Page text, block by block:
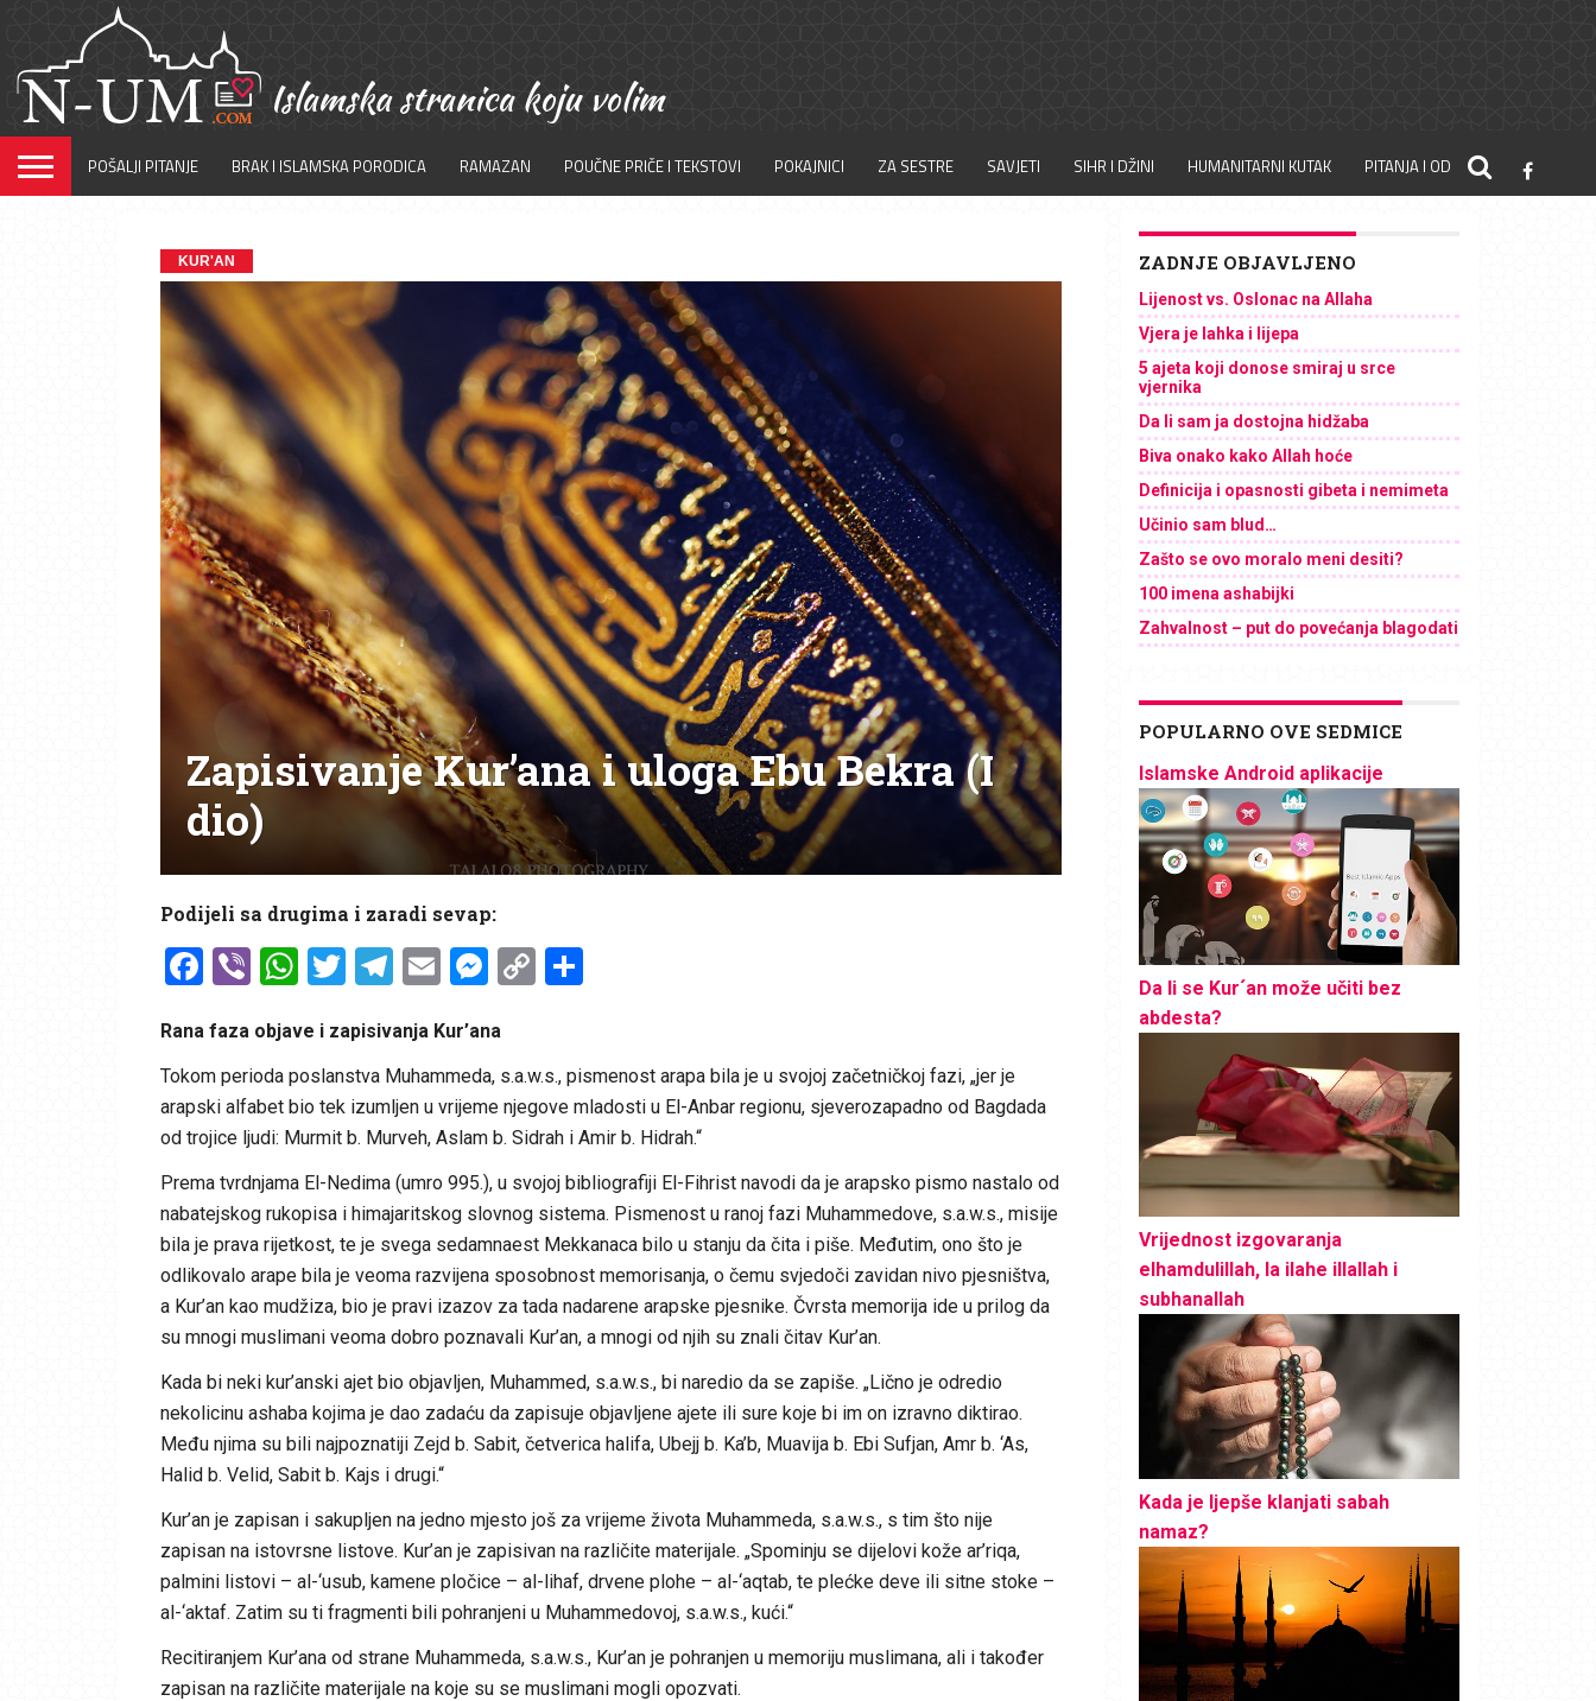
POŠALJI PITANJE BRAK I ISLAMSKA PORODICA RAMAZAN POUČNE PRIČE I TEKSTOVI POKAJNICI ZA SESTRE SAVJETI SIHR I DŽINI HUMANITARNI KUTAK PITANJA I ODGOVORI
KUR'AN
Zapisivanje Kur’ana i uloga Ebu Bekra (I
dio)
Podijeli sa drugima i zaradi sevap:
Facebook
ViberWhatsApp
Twitter
Telegram
EmailMessenger
CopyShare
Rana faza objave i zapisivanja Kur’ana
Tokom perioda poslanstva Muhammeda, s.a.w.s., pismenost arapa bila je u svojoj začetničkoj fazi, „jer je
arapski alfabet bio tek izumljen u vrijeme njegove mladosti u El-Anbar regionu, sjeverozapadno od Bagdada
od trojice ljudi: Murmit b. Murveh, Aslam b. Sidrah i Amir b. Hidrah.“
Prema tvrdnjama El-Nedima (umro 995.), u svojoj bibliografiji El-Fihrist navodi da je arapsko pismo nastalo od
nabatejskog rukopisa i himajaritskog slovnog sistema. Pismenost u ranoj fazi Muhammedove, s.a.w.s., misije
bila je prava rijetkost, te je svega sedamnaest Mekkanaca bilo u stanju da čita i piše. Međutim, ono što je
odlikovalo arape bila je veoma razvijena sposobnost memorisanja, o čemu svjedoči zavidan nivo pjesništva,
a Kur’an kao mudžiza, bio je pravi izazov za tada nadarene arapske pjesnike. Čvrsta memorija ide u prilog da
su mnogi muslimani veoma dobro poznavali Kur’an, a mnogi od njih su znali čitav Kur’an.
Kada bi neki kur’anski ajet bio objavljen, Muhammed, s.a.w.s., bi naredio da se zapiše. „Lično je odredio
nekolicinu ashaba kojima je dao zadaću da zapisuje objavljene ajete ili sure koje bi im on izravno diktirao.
Među njima su bili najpoznatiji Zejd b. Sabit, četverica halifa, Ubejj b. Ka’b, Muavija b. Ebi Sufjan, Amr b. ‘As,
Halid b. Velid, Sabit b. Kajs i drugi.“
Kur’an je zapisan i sakupljen na jedno mjesto još za vrijeme života Muhammeda, s.a.w.s., s tim što nije
zapisan na istovrsne listove. Kur’an je zapisivan na različite materijale. „Spominju se dijelovi kože ar’riqa,
palmini listovi – al-‘usub, kamene pločice – al-lihaf, drvene plohe – al-‘aqtab, te plećke deve ili sitne stoke –
al-‘aktaf. Zatim su ti fragmenti bili pohranjeni u Muhammedovoj, s.a.w.s., kući.“
Recitiranjem Kur’ana od strane Muhammeda, s.a.w.s., Kur’an je pohranjen u memoriju muslimana, ali i također
zapisan na različite materijale na koje su se muslimani mogli opozvati.
ZADNJE OBJAVLJENO
Lijenost vs. Oslonac na Allaha
Vjera je lahka i lijepa
5 ajeta koji donose smiraj u srce
vjernika
Da li sam ja dostojna hidžaba
Biva onako kako Allah hoće
Definicija i opasnosti gibeta i nemimeta
Učinio sam blud…
Zašto se ovo moralo meni desiti?
100 imena ashabijki
Zahvalnost – put do povećanja blagodati
POPULARNO OVE SEDMICE
Islamske Android aplikacije
Da li se Kur´an može učiti bez
abdesta?
Vrijednost izgovaranja
elhamdulillah, la ilahe illallah i
subhanallah
Kada je ljepše klanjati sabah
namaz?